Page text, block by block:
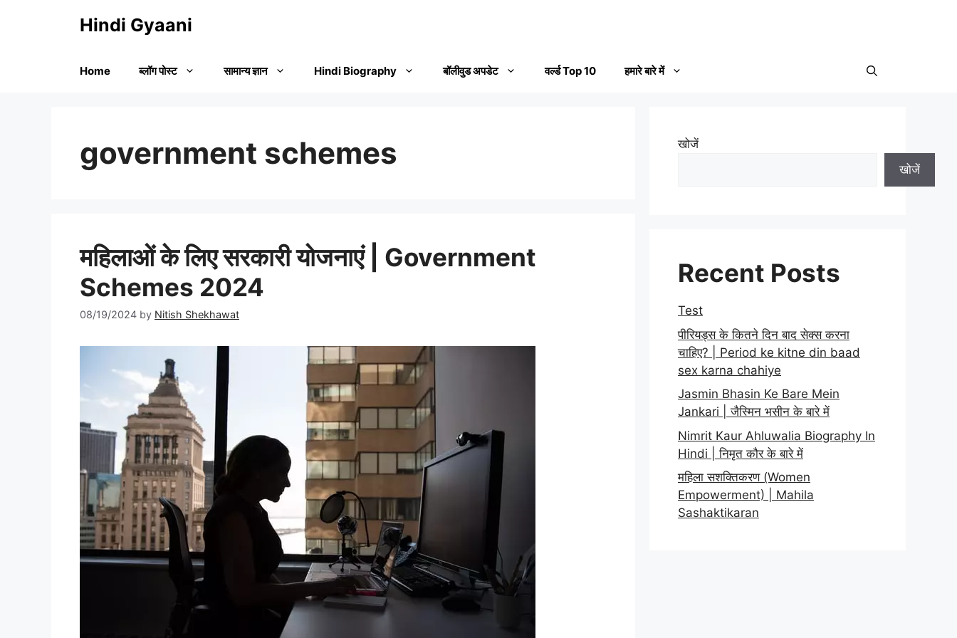
Hindi Gyaani
Home ब्लॉग पोस्ट सामान्य ज्ञान Hindi Biography बॉलीवुड अपडेट वर्ल्ड Top 10 हमारे बारे में
government schemes
महिलाओं के लिए सरकारी योजनाएं | Government
Schemes 2024
08/19/2024 by Nitish Shekhawat
खोजें
खोजें
Recent Posts
Test
पीरियड्स के कितने दिन बाद सेक्स करना
चाहिए? | Period ke kitne din baad
sex karna chahiye
Jasmin Bhasin Ke Bare Mein
Jankari | जैस्मिन भसीन के बारे में
Nimrit Kaur Ahluwalia Biography In
Hindi | निमृत कौर के बारे में
महिला सशक्तिकरण (Women
Empowerment) | Mahila
Sashaktikaran